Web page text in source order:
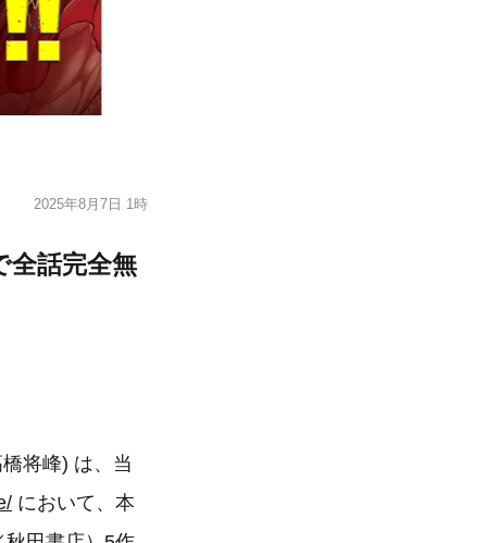
2025年8月7日 1時
全話完全無
将峰) は、当
において、本